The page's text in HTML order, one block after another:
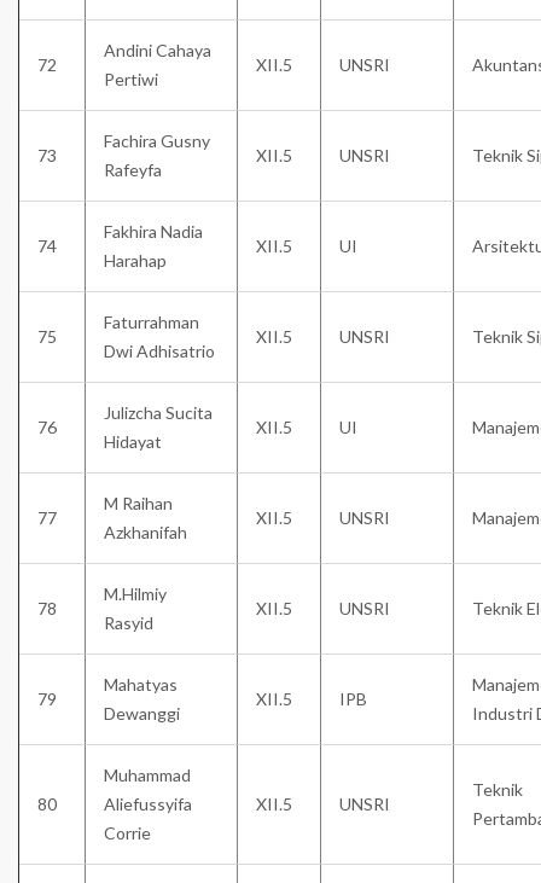
72
Andini Cahaya
Pertiwi
XII.5 UNSRI
73
Fachira Gusny
Rafeyfa
XII.5 UNSRI Teknik
74
Fakhira Nadia
Harahap
XII.5 UI
75
Faturrahman
Dwi Adhisatrio
XII.5 UNSRI Teknik
76
Julizcha Sucita
Hidayat
XII.5 UI
77
M Raihan
Azkhanifah
XII.5 UNSRI
78
M.Hilmiy
Rasyid
XII.5 UNSRI Teknik
79
Mahatyas
Dewanggi
XII.5 IPB
Industri
80
Muhammad
Aliefussyifa
Corrie
XII.5 UNSRI
Teknik